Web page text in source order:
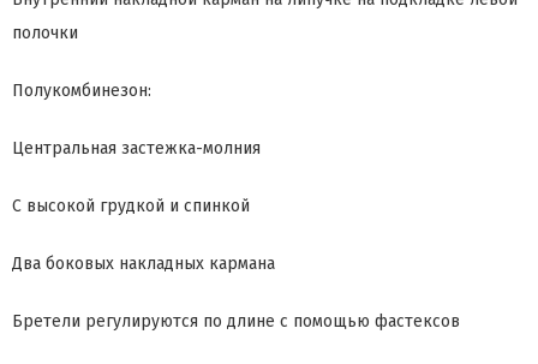
полочки
Полукомбинезон:
Центральная застежка-молния
С высокой грудкой и спинкой
Два боковых накладных кармана
Бретели регулируются по длине с помощью фастексов